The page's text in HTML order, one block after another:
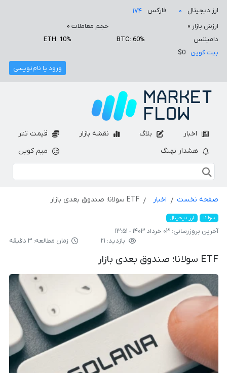
ارز دیجیتال ۰ فارکس
۱۷۴
ارزش بازار ۰ حجم معاملات ۰
دامیننس
BTC: 60%
ETH: 10%
بیت کوین
$0
ورود یا نام‌نویسی
اخبار بلاگ نقشه بازار
قیمت تتر
هشدار نهنگ
میم کوین
صفحه نخست اخبار ETF سولانا؛ صندوق بعدی بازار
سولانا ارز دیجیتال
آخرین بروزرسانی:۰۳ خرداد ۱۴۰۳ - ۱۳:۵۱
بازدید: ۲۱
زمان مطالعه: ۳ دقیقه
ETF سولانا؛ صندوق بعدی بازار